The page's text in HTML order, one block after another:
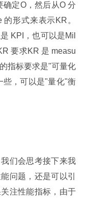
定O，然后从O 分
形式来表示KR。
KPI，也可以是Mil
要求KR 是 measu
指标要求是"可量化
些，可以是"量化"衡
们会思考接下来我
问题，还是可以引
注性能指标，由于